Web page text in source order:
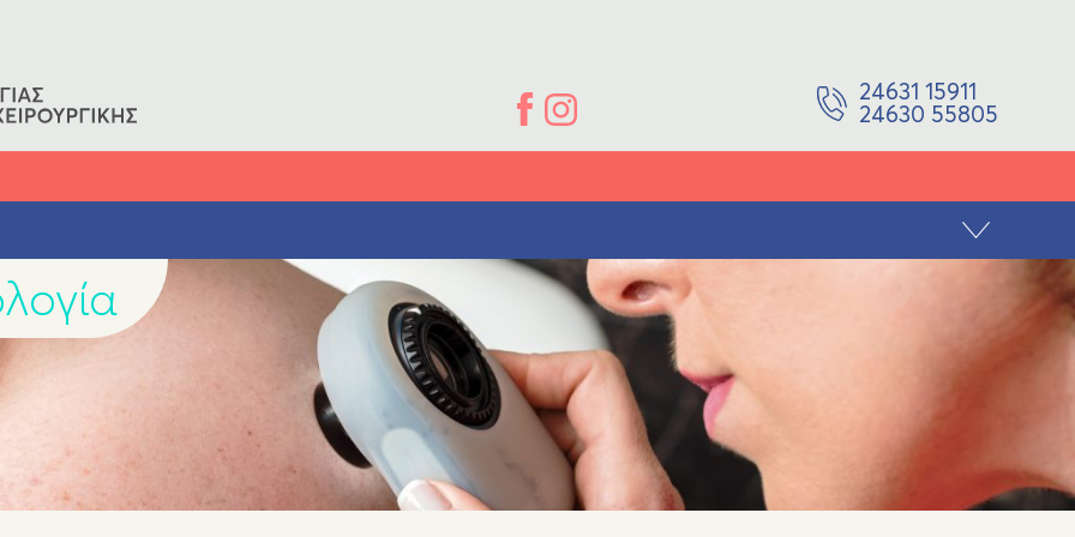
24631 15911
24630 55805